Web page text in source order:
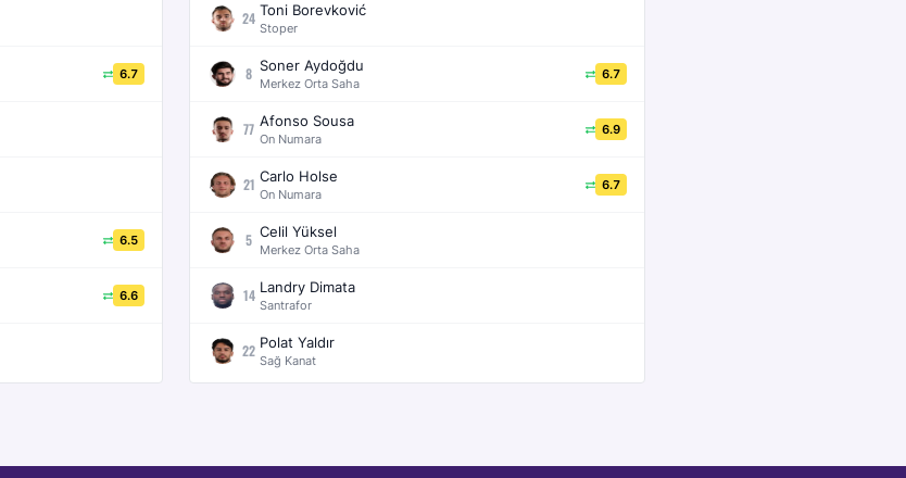
6.7
6.5
6.6
24 Toni Borevković
Stoper
8 Soner Aydoğdu
Merkez Orta Saha
6.7
77 Afonso Sousa
On Numara
6.9
21 Carlo Holse
On Numara
6.7
5 Celil Yüksel
Merkez Orta Saha
14 Landry Dimata
Santrafor
22 Polat Yaldır
Sağ Kanat